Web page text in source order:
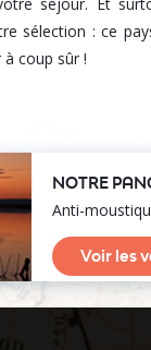
sélection : ce
coup sûr !
NOTRE
Anti-
Voir les